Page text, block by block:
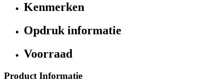
Kenmerken
Opdruk informatie
Voorraad
Product Informatie